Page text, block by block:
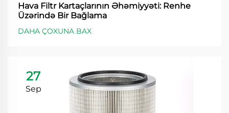
Hava Filtr Kartaçlarının Əhəmiyyəti: Renhe
Üzərində Bir Bağlama
DAHA ÇOXUNA BAX
27
Sep